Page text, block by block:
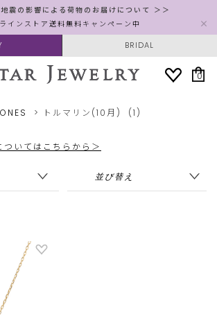
震の影響による荷物のお届けについて ＞＞
インストア送料無料キャンペーン中
BRIDAL
0
トルマリン(10月) (1)
いてはこちらから＞